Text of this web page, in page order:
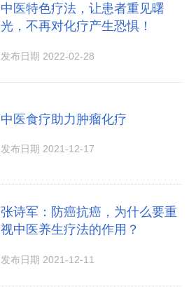
中医特色疗法，让患者重见曙
光，不再对化疗产生恐惧！
发布日期 2022-02-28
中医食疗助力肿瘤化疗
发布日期 2021-12-17
张诗军：防癌抗癌，为什么要重
视中医养生疗法的作用？
发布日期 2021-12-11